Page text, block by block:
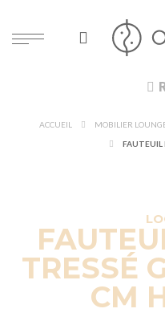
ACCUEIL MOBILIER
TRESSÉ
CM